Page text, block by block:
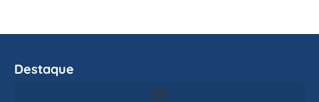
Destaque